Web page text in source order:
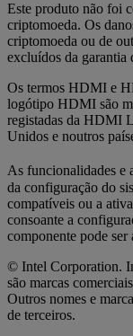
Este produto não foi
criptomoeda. Os
criptomoeda ou de
excluídos da garantia
Os termos HDMI e
logótipo HDMI são
registadas da HDMI
Unidos e noutros
As funcionalidades e
da configuração do
compatíveis ou a
consoante a
componente pode ser
© Intel Corporation.
são marcas
Outros nomes e
de terceiros.